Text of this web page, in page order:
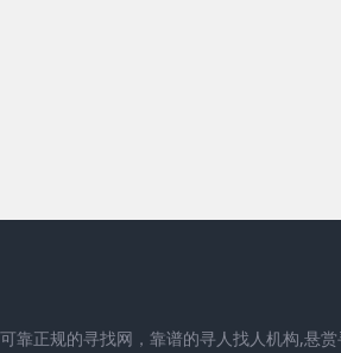
靠正规的寻找网，靠谱的寻人找人机构,悬